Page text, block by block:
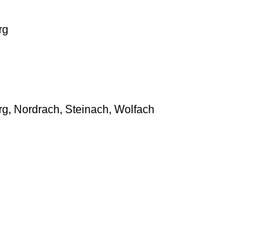
Nordrach, Steinach, Wolfach